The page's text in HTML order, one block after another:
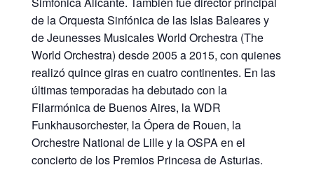
de la Orquesta Sinfónica de las Islas Baleares y
de Jeunesses Musicales World Orchestra (The
World Orchestra) desde 2005 a 2015, con quienes
realizó quince giras en cuatro continentes. En las
últimas temporadas ha debutado con la
Filarmónica de Buenos Aires, la WDR
Funkhausorchester, la Ópera de Rouen, la
Orchestre National de Lille y la OSPA en el
concierto de los Premios Princesa de Asturias.